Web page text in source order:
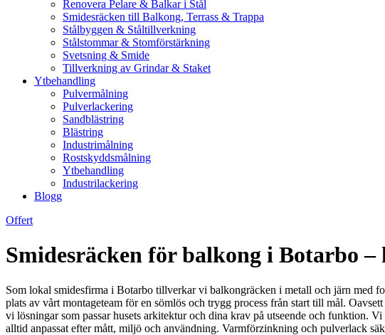
Renovera Pelare & Balkar i Stål
Smidesräcken till Balkong, Terrass & Trappa
Stålbyggen & Ståltillverkning
Stålstommar & Stomförstärkning
Svetsning & Smide
Tillverkning av Grindar & Staket
Ytbehandling
Pulvermålning
Pulverlackering
Sandblästring
Blästring
Industrimålning
Rostskyddsmålning
Ytbehandling
Industrilackering
Blogg
Offert
Smidesräcken för balkong i Botarbo
Som lokal smidesfirma i Botarbo tillverkar vi balkongräcken i metall och järn med
plats av vårt montageteam för en sömlös och trygg process från start till mål.
vi lösningar som passar husets arkitektur och dina krav på utseende och funktion.
alltid anpassat efter mått, miljö och användning. Varmförzinkning och pulverlack